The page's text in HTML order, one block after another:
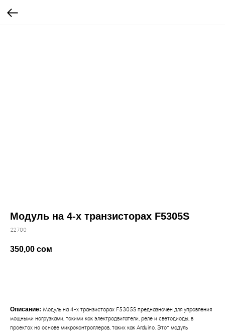
Модуль на 4-х транзисторах F5305S
22700
350,00 сом
Описание: Модуль на 4-х транзисторах F5305S предназначен для управления
мощными нагрузками, такими как электродвигатели, реле и светодиоды, в
проектах на основе микроконтроллеров, таких как Arduino. Этот модуль